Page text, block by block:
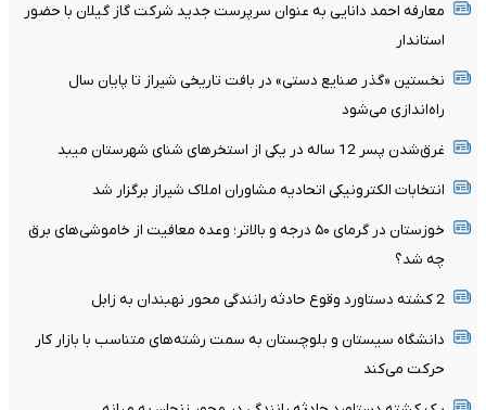
معارفه احمد دانایی به عنوان سرپرست جدید شرکت گاز گیلان با حضور
استاندار
نخستین «گذر صنایع دستی» در بافت تاریخی شیراز تا پایان سال
راه‌اندازی می‌شود
غرق‌شدن پسر 12 ساله در یکی از استخرهای شنای شهرستان میبد
انتخابات الکترونیکی اتحادیه مشاوران املاک شیراز برگزار شد
خوزستان در گرمای ۵۰ درجه و بالاتر؛ وعده معافیت از خاموشی‌های برق
چه شد؟
2 کشته دستاورد وقوع حادثه رانندگی محور نهبندان به زابل
دانشگاه سیستان و بلوچستان به سمت رشته‌های متناسب با بازار کار
حرکت می‌کند